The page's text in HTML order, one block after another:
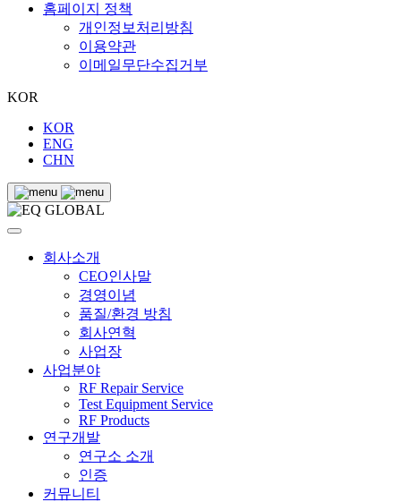
홈페이지 정책
개인정보처리방침
이용약관
이메일무단수집거부
KOR
KOR
ENG
CHN
회사소개
CEO인사말
경영이념
품질/환경 방침
회사연혁
사업장
사업분야
RF Repair Service
Test Equipment Service
RF Products
연구개발
연구소 소개
인증
커뮤니티